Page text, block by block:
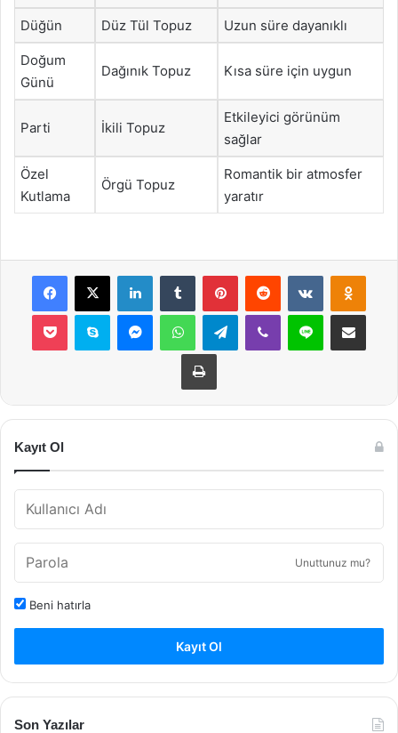
Düğün Düz Tül Topuz Uzun süre dayanıklı
Doğum
Günü
Dağınık Topuz Kısa süre için uygun
Parti İkili Topuz
Etkileyici görünüm
sağlar
Özel
Kutlama
Örgü Topuz
Romantik bir atmosfer
yaratır
Facebook
X LinkedInTumblr PinterestReddit VKontakte
Pocket Skype MessengerWhatsAppTelegramViber Line E-Posta ile
Yazdır
Kayıt Ol
Unuttunuz mu?
Beni hatırla
Kayıt Ol
Son Yazılar